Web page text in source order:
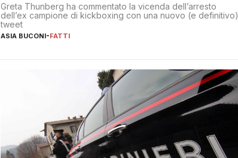
Greta Thunberg ha commentato la vicenda dell’arresto
dell’ex campione di kickboxing con una nuovo (e definitivo)
tweet
ASIA BUCONI-FATTI